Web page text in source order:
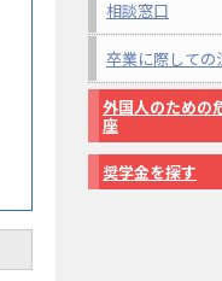
相談窓口
卒業に際しての
外国人のための
座
奨学金を探す